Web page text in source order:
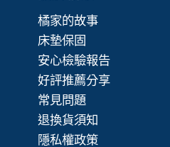
橘家的故事
床墊保固
安心檢驗報告
好評推薦分享
常見問題
退換貨須知
隱私權政策